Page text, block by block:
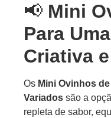
📢 Mini
Para
Criativa
Os Mini Ovinhos
Variados são a
repleta de sabor,